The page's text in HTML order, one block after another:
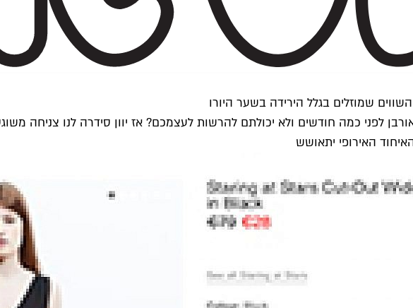
שמוזלים בגלל הירידה בשער היורו
לפני כמה חודשים ולא יכולתם להרשות לעצמכם? אז יוון סידרה לנו צניחה
האירופי יתאושש